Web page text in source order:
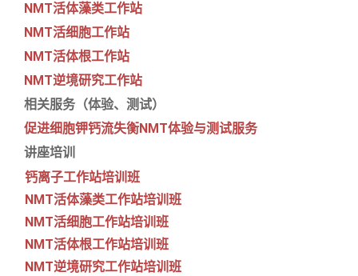
NMT活体藻类工作站
NMT活细胞工作站
NMT活体根工作站
NMT逆境研究工作站
相关服务（体验、测试）
促进细胞钾钙流失衡NMT体验与测试服务
讲座培训
钙离子工作站培训班
NMT活体藻类工作站培训班
NMT活细胞工作站培训班
NMT活体根工作站培训班
NMT逆境研究工作站培训班